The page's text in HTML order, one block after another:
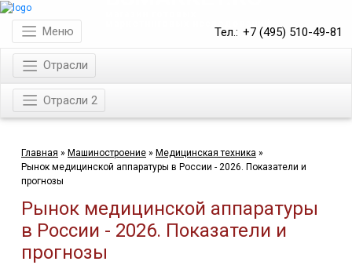
Тел.: +7 (495) 510-49-81
Меню
Отрасли
Отрасли 2
Главная » Машиностроение » Медицинская техника »
Рынок медицинской аппаратуры в России - 2026. Показатели и
прогнозы
Рынок медицинской аппаратуры
в России - 2026. Показатели и
прогнозы